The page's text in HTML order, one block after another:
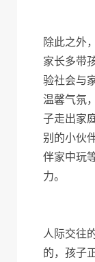
除此之外
家长多带
验社会与
温馨气氛
子走出家
别的小伙
伴家中玩
力。
人际交往
的，孩子